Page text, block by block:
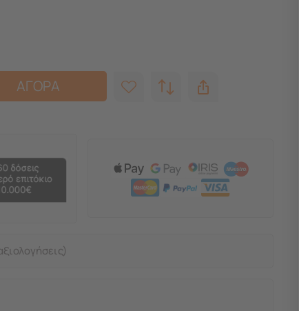
ΑΓΟΡΑ